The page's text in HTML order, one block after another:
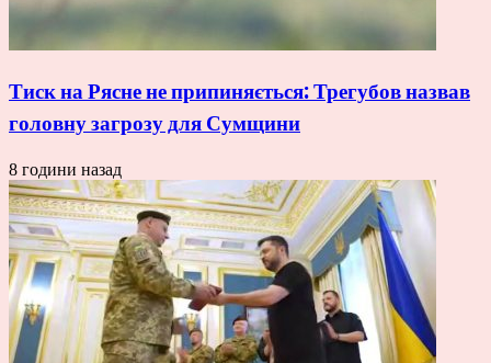
Тиск на Рясне не припиняється: Трегубов назвав
головну загрозу для Сумщини
8 години назад